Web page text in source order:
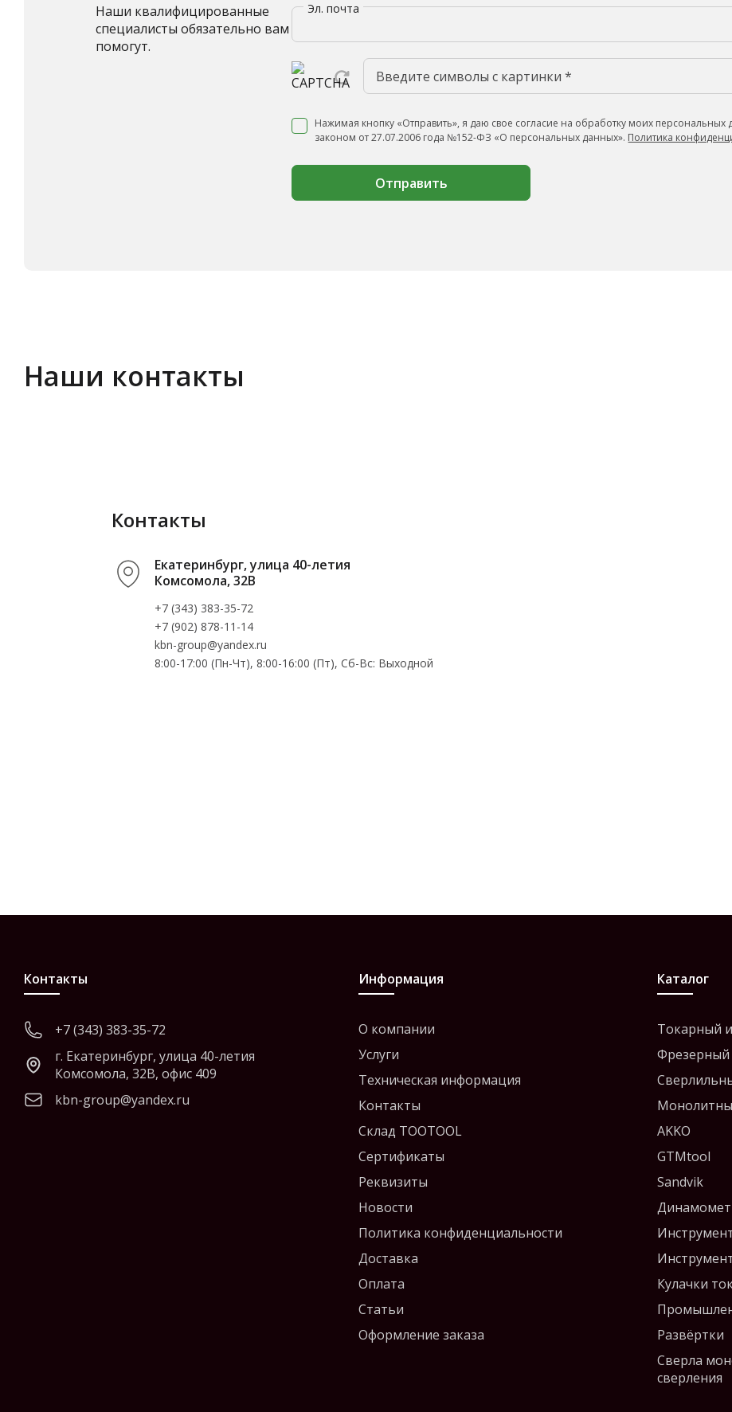
Наши квалифицированные
специалисты обязательно вам
помогут.
Эл. почта
Нажимая кнопку «Отправить», я даю свое согласие на обработку моих персональных
законом от 27.07.2006 года №152-ФЗ «О персональных данных». Политика
Отправить
Наши контакты
Контакты
Екатеринбург, улица 40-летия
Комсомола, 32В
+7 (343) 383-35-72
+7 (902) 878-11-14
kbn-group@yandex.ru
8:00-17:00 (Пн-Чт), 8:00-16:00 (Пт), Cб-Вс: Выходной
Контакты
+7 (343) 383-35-72
г. Екатеринбург, улица 40-летия
Комсомола, 32В, офис 409
kbn-group@yandex.ru
Информация
О компании
Услуги
Техническая информация
Контакты
Склад TOOTOOL
Сертификаты
Реквизиты
Новости
Политика конфиденциальности
Доставка
Оплата
Статьи
Оформление заказа
Каталог
Токарный
Фрезерный
AKKO
GTMtool
Sandvik
Кулачки
Развёртки
Сверла
сверления